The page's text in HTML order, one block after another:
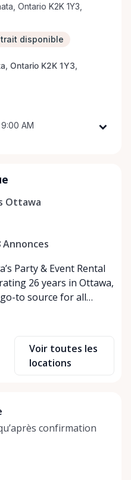
Ontario K2K 1Y3,
disponible
AM
9:00 AM - 5:00 PM
Ottawa
Annonces
Party & Event Rental
to source for all
be a
our offerings
in the power of
to rent out their
less while making a
choosing to
all doing our part to
Voir toutes les
locations
confirmation